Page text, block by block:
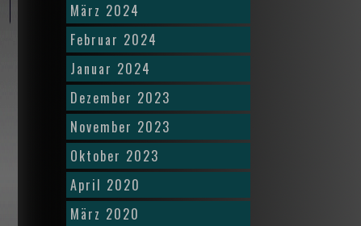
März 2024
Februar 2024
Januar 2024
Dezember 2023
November 2023
Oktober 2023
April 2020
März 2020